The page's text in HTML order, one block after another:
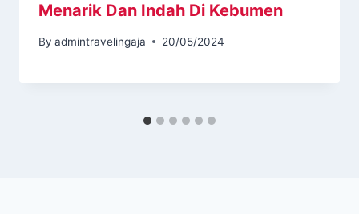
Menarik Dan Indah Di Kebumen
By admintravelingaja 20/05/2024